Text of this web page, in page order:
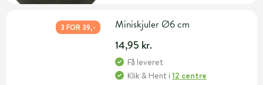
3 FOR 39,- Miniskjuler Ø6 cm
14,95 kr.
Få leveret
Klik & Hent i12 centre